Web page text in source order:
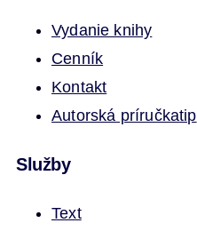
Vydanie knihy
Cenník
Kontakt
Autorská príručkatip
Služby
Text